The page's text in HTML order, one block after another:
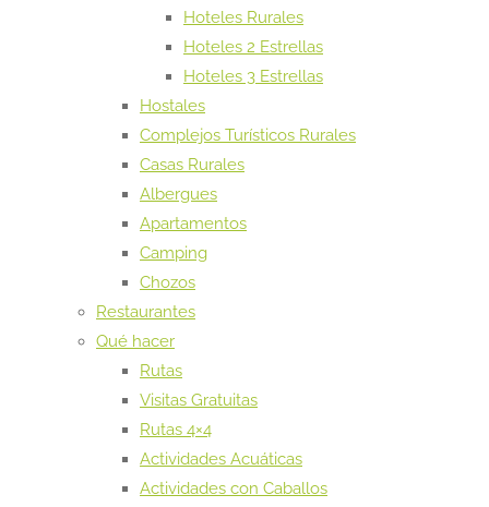
Hoteles Rurales
Hoteles 2 Estrellas
Hoteles 3 Estrellas
Hostales
Complejos Turísticos Rurales
Casas Rurales
Albergues
Apartamentos
Camping
Chozos
Restaurantes
Qué hacer
Rutas
Visitas Gratuitas
Rutas 4×4
Actividades Acuáticas
Actividades con Caballos